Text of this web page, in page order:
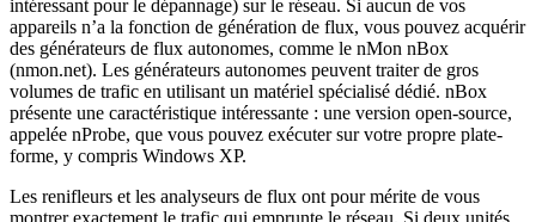
intéressant pour le dépannage) sur le réseau. Si aucun de vos
appareils n’a la fonction de génération de flux, vous pouvez acquérir
des générateurs de flux autonomes, comme le nMon nBox
(nmon.net). Les générateurs autonomes peuvent traiter de gros
volumes de trafic en utilisant un matériel spécialisé dédié. nBox
présente une caractéristique intéressante : une version open-source,
appelée nProbe, que vous pouvez exécuter sur votre propre plate-
forme, y compris Windows XP.
Les renifleurs et les analyseurs de flux ont pour mérite de vous
montrer exactement le trafic qui emprunte le réseau. Si deux unités